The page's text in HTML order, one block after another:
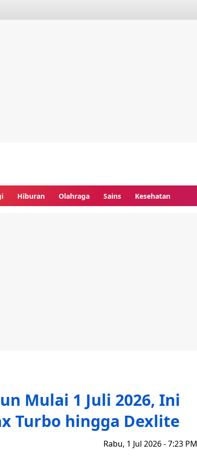
Hiburan Olahraga Sains Kesehatan
Mulai 1 Juli 2026, Ini
Turbo hingga Dexlite
Rabu, 1 Jul 2026 - 7:23 PM